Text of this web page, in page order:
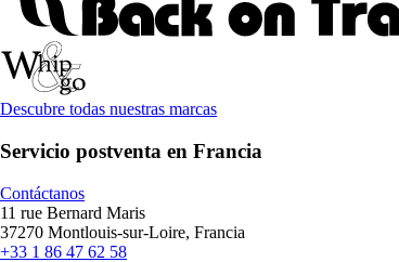
Descubre todas nuestras marcas
Servicio postventa en Francia
Contáctanos
11 rue Bernard Maris
37270 Montlouis-sur-Loire, Francia
+33 1 86 47 62 58